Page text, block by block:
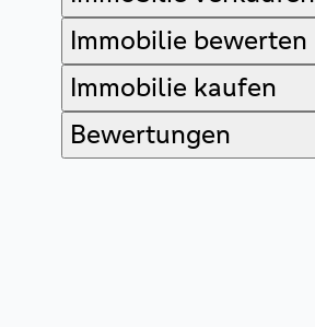
Immobilie bewerten
Immobilie kaufen
Bewertungen